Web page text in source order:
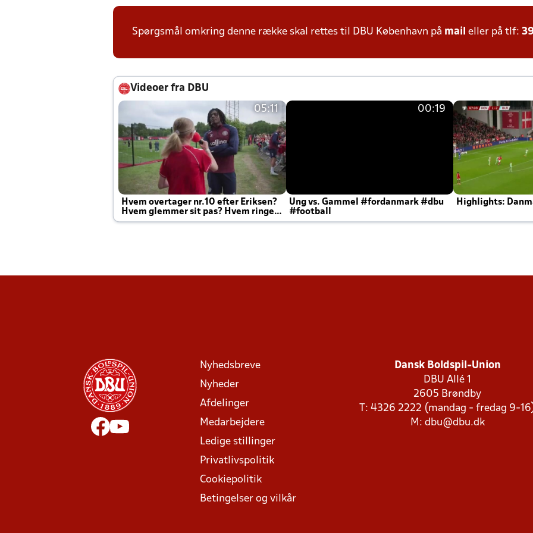
Spørgsmål omkring denne række skal rettes til DBU København på mail eller på tlf:
Videoer fra DBU
05:11
Hvem overtager nr.10 efter Eriksen?
Hvem glemmer sit pas? Hvem ringer
Joachim altid til efter kampe?
00:19
Ung vs. Gammel #fordanmark #dbu
#football
Highlights:
Nyhedsbreve
Nyheder
Afdelinger
Medarbejdere
Ledige stillinger
Privatlivspolitik
Cookiepolitik
Betingelser og vilkår
Dansk Boldspil-Union
DBU Allé 1
2605 Brøndby
T: 4326 2222 (mandag - fredag 9-
M: dbu@dbu.dk